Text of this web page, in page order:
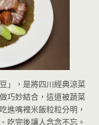
」，是將四川經典涼菜
巧妙結合，這道被蔬菜
進嘴裡米飯粒粒分明，
吃完後讓人念念不忘。